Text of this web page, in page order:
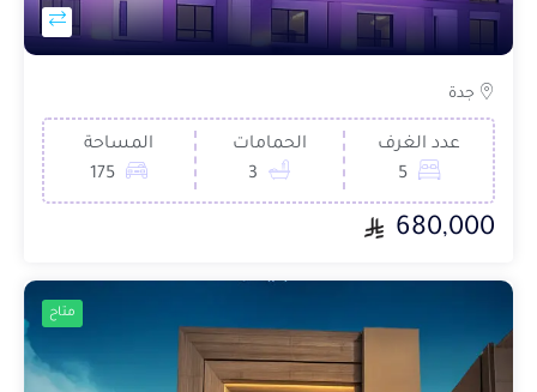
جدة
عدد الغرف
5
الحمامات
3
المساحة
175
680,000
متاح